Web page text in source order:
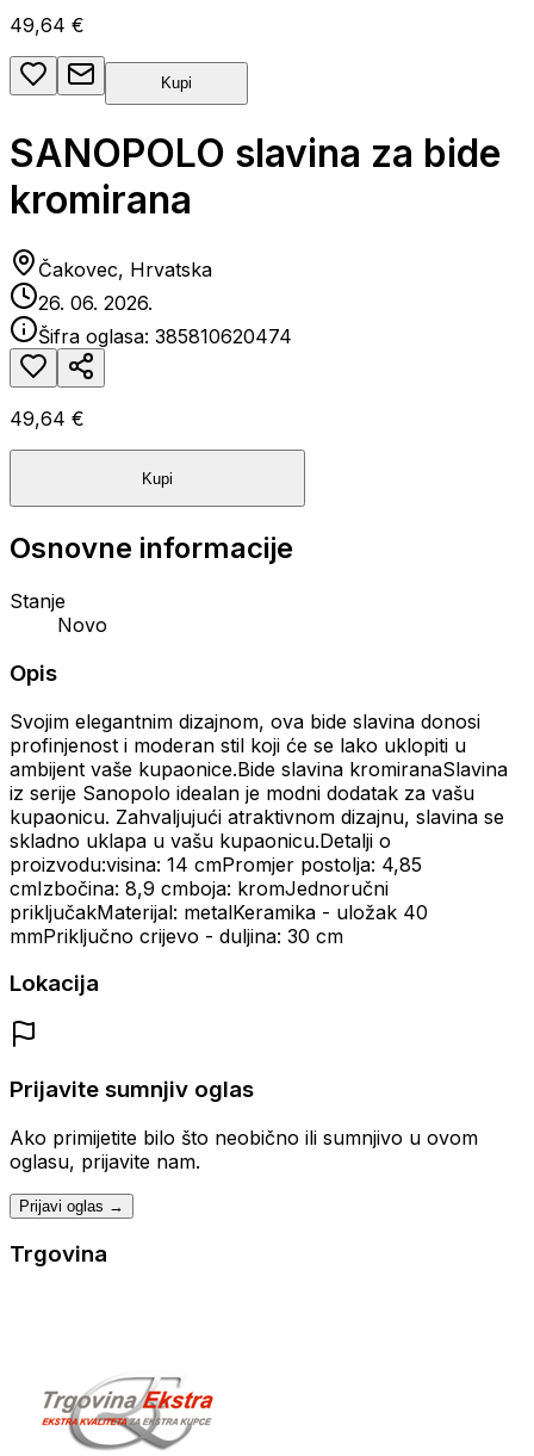
49,64 €
Kupi
SANOPOLO slavina za bide
kromirana
Čakovec, Hrvatska
26. 06. 2026.
Šifra oglasa: 385810620474
49,64 €
Kupi
Osnovne informacije
Stanje
Novo
Opis
Svojim elegantnim dizajnom, ova bide slavina donosi
profinjenost i moderan stil koji će se lako uklopiti u
ambijent vaše kupaonice.Bide slavina kromiranaSlavina
iz serije Sanopolo idealan je modni dodatak za vašu
kupaonicu. Zahvaljujući atraktivnom dizajnu, slavina se
skladno uklapa u vašu kupaonicu.Detalji o
proizvodu:visina: 14 cmPromjer postolja: 4,85
cmIzbočina: 8,9 cmboja: kromJednoručni
priključakMaterijal: metalKeramika - uložak 40
mmPriključno crijevo - duljina: 30 cm
Lokacija
Prijavite sumnjiv oglas
Ako primijetite bilo što neobično ili sumnjivo u ovom
oglasu, prijavite nam.
Prijavi oglas →
Trgovina